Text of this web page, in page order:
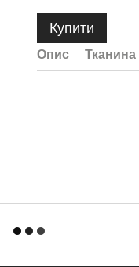
Купити
Опис Тканина